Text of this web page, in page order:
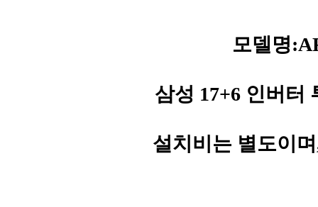
모델명
삼성 17+6 인버터
설치비는 별도이